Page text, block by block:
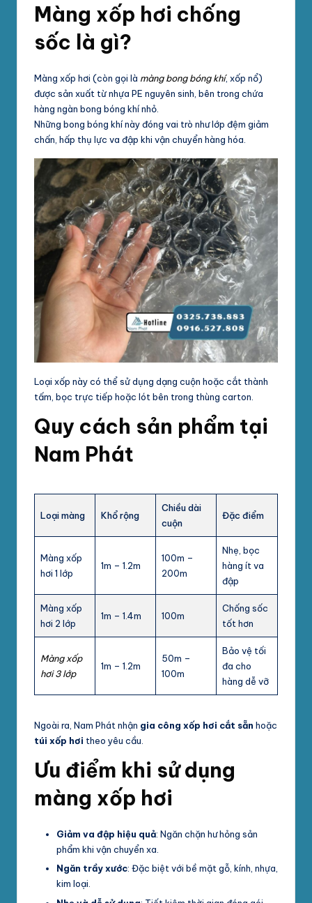
Màng xốp hơi chống
sốc là gì?
Màng xốp hơi (còn gọi là màng bong bóng khí, xốp nổ)
được sản xuất từ nhựa PE nguyên sinh, bên trong chứa
hàng ngàn bong bóng khí nhỏ.
Những bong bóng khí này đóng vai trò như lớp đệm giảm
chấn, hấp thụ lực va đập khi vận chuyển hàng hóa.
Loại xốp này có thể sử dụng dạng cuộn hoặc cắt thành
tấm, bọc trực tiếp hoặc lót bên trong thùng carton.
Quy cách sản phẩm tại
Nam Phát
Loại màng Khổ rộng
Chiều dài
cuộn
Đặc điểm
Màng xốp
hơi 1 lớp
1m – 1.2m
100m –
200m
Nhẹ, bọc
hàng ít va
đập
Màng xốp
hơi 2 lớp
1m – 1.4m 100m
Chống sốc
tốt hơn
Màng xốp
hơi 3 lớp
1m – 1.2m
50m –
100m
Bảo vệ tối
đa cho
hàng dễ vỡ
Ngoài ra, Nam Phát nhận gia công xốp hơi cắt sẵn hoặc
túi xốp hơi theo yêu cầu.
Ưu điểm khi sử dụng
màng xốp hơi
Giảm va đập hiệu quả: Ngăn chặn hư hỏng sản
phẩm khi vận chuyển xa.
Ngăn trầy xước: Đặc biệt với bề mặt gỗ, kính, nhựa,
kim loại.